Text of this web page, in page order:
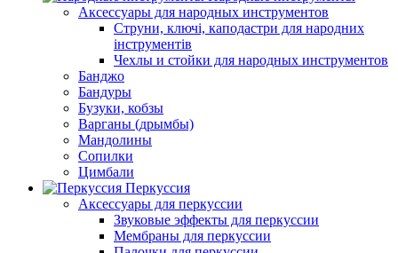
Аксессуары для народных инструментов
Струни, ключі, каподастри для народних
інструментів
Чехлы и стойки для народных инструментов
Банджо
Бандуры
Бузуки, кобзы
Варганы (дрымбы)
Мандолины
Сопилки
Цимбали
Перкуссия
Аксессуары для перкуссии
Звуковые эффекты для перкуссии
Мембраны для перкуссии